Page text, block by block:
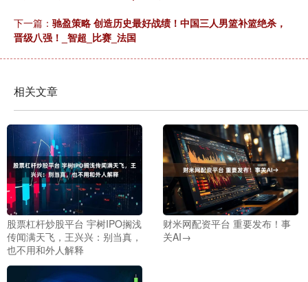
下一篇： 驰盈策略 创造历史最好战绩！中国三人男篮补篮绝杀，
晋级八强！_智超_比赛_法国
相关文章
股票杠杆炒股平台 宇树IPO搁浅
传闻满天飞，王兴兴：别当真，
也不用和外人解释
财米网配资平台 重要发布！事
关AI→